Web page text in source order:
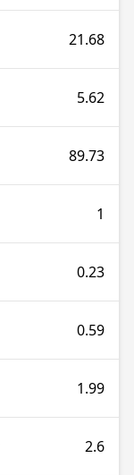
21.68
5.62
89.73
1
0.23
0.59
1.99
2.6